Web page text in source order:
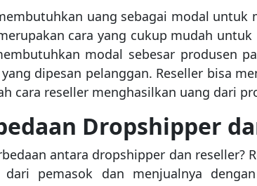
uang sebagai modal
cara yang cukup mudah
modal sebesar produsen
dipesan pelanggan. Reseller bisa
cara reseller menghasilkan uang dari
Dropshipper
antara dropshipper dan reseller?
dari pemasok dan menjualnya